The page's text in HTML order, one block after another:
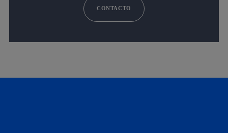
CONTACTO